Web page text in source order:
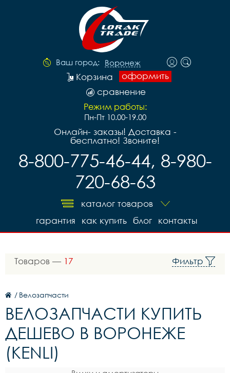
Ваш город: Воронеж
оформить
Корзина
сравнение
Режим работы:
Пн-Пт 10.00-19.00
Онлайн- заказы! Доставка -
бесплатно! Звоните!
8-800-775-46-44, 8-980-
720-68-63
каталог товаров
контакты
блог
как купить
гарантия
Товаров — 17 Фильтр
/ Велозапчасти
ВЕЛОЗАПЧАСТИ КУПИТЬ
ДЕШЕВО В ВОРОНЕЖЕ
(KENLI)